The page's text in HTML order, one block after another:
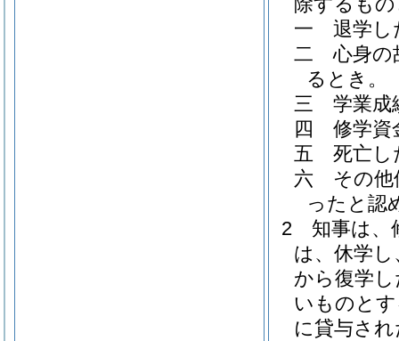
一
退学し
二
心身の
るとき。
三
学業成
四
修学資
五
死亡し
六
その
ったと認
2
知事は、
は、休学
から復学
いものと
に貸与さ